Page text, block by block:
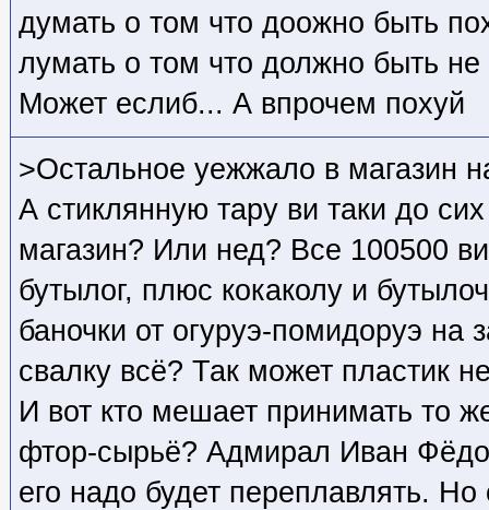
думать о том что доожно быть
лумать о том что должно быть не
Может еслиб... А впрочем похуй
>Остальное уежжало в магазин
А стиклянную тару ви таки до
магазин? Или нед? Все 100500
бутылог, плюс кокаколу и
баночки от огуруэ-помидоруэ на
свалку всё? Так может пластик
И вот кто мешает принимать то
фтор-сырьё? Адмирал Иван
его надо будет переплавлять.